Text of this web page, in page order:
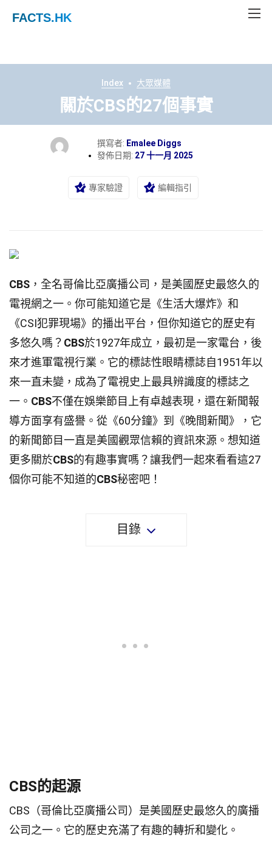
FACTS.HK
Index 大眾媒體
關於CBS的27個事實
撰寫者: Emalee Diggs
發佈日期: 27 十一月 2025
專家驗證 編輯指引
CBS ，全名哥倫比亞廣播公司，是美國歷史最悠久的
電視網之一。你可能知道它是《生活大爆炸》和
《CSI犯罪現場》的播出平台，但你知道它的歷史有
多悠久嗎？ CBS於1927年成立，最初是一家電台，後
來才進軍電視行業。它的標誌性眼睛標誌自1951年以
來一直未變，成為了電視史上最具辨識度的標誌之
一。 CBS不僅在娛樂節目上有卓越表現，還在新聞報
導方面享有盛譽。從《60分鐘》到《晚間新聞》，它
的新聞節目一直是美國觀眾信賴的資訊來源。想知道
更多關於CBS的有趣事實嗎？讓我們一起來看看這27
個你可能不知道的CBS秘密吧！
目錄
CBS的起源
CBS（哥倫比亞廣播公司）是美國歷史最悠久的廣播
公司之一。它的歷史充滿了有趣的轉折和變化。